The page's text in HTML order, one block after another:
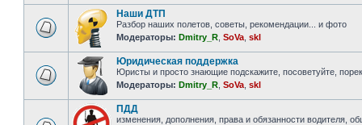
Наши ДТП
Разбор наших полетов, советы, рекомендации... и фото
Модераторы: Dmitry_R SoVa skl
Юридическая поддержка
Юристы и просто знающие подскажите, посоветуйте,
Модераторы: Dmitry_R SoVa skl
ПДД
изменения, дополнения, права и обязанности водителя,